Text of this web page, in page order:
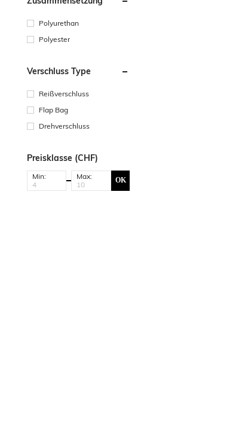
Polyurethan
Polyester
Verschluss Type
Reißverschluss
Flap Bag
Drehverschluss
Preisklasse (CHF)
Min: Max: OK